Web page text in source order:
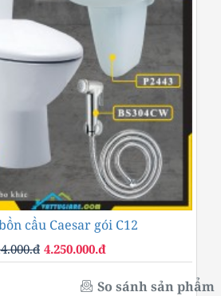
cầu Caesar gói C12
4.250.000.đ
So sánh sản phẩm